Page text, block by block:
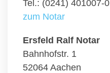
Tel.: (0241) 401007-0
zum Notar
Ersfeld Ralf Notar
Bahnhofstr. 1
52064 Aachen